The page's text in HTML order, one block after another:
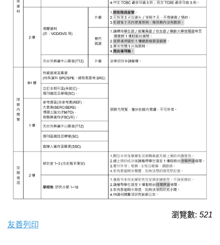
瀏覽數: 521
友善列印